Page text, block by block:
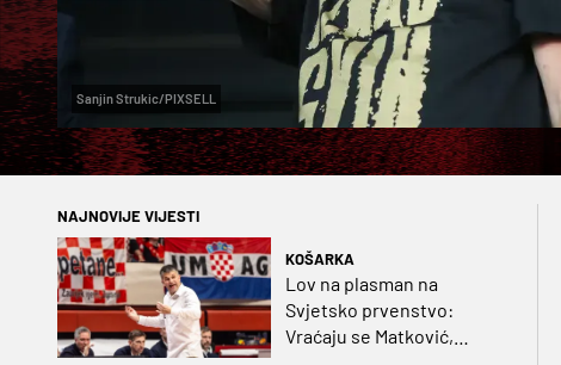
Sanjin Strukic/PIXSELL
NAJNOVIJE VIJESTI
KOŠARKA
Lov na plasman na
Svjetsko prvenstvo:
Vraćaju se Matković,